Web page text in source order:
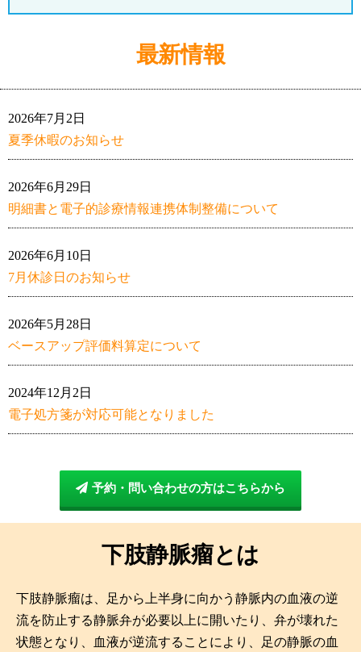
最新情報
夏季休暇のお知らせ
2026年7月2日
明細書と電子的診療情報連携体制整備について
2026年6月29日
7月休診日のお知らせ
2026年6月10日
ベースアップ評価料算定について
2026年5月28日
電子処方箋が対応可能となりました
2024年12月2日
予約・問い合わせの方はこちらから
下肢静脈瘤とは​
下肢静脈瘤は、足から上半身に向かう静脈内の血液の逆
流を防止する静脈弁が必要以上に開いたり、弁が壊れた
状態となり、血液が逆流することにより、足の静脈の血